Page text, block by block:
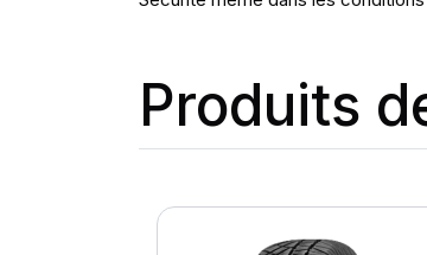
Produits